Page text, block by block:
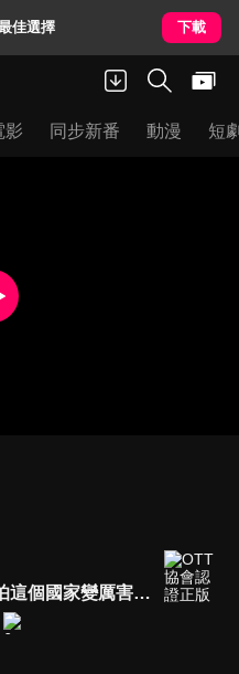
佳選擇 下載
影 同步新番 動漫 短
這個國家變厲害…